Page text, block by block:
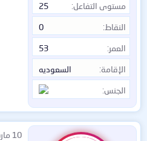
مستوى التفاعل 25
النقاط 0
العمر 53
الإقامة السعوديه
الجنس
10 مارس 2026